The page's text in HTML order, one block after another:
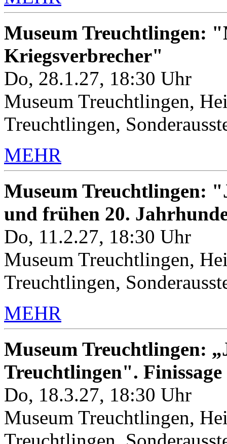
Museum Treuchtlingen:
Kriegsverbrecher"
Do, 28.1.27, 18:30 Uhr
Museum Treuchtlingen,
Treuchtlingen,
MEHR
Museum Treuchtlingen:
und frühen 20.
Do, 11.2.27, 18:30 Uhr
Museum Treuchtlingen,
Treuchtlingen,
MEHR
Museum Treuchtlingen:
Treuchtlingen". Finissage
Do, 18.3.27, 18:30 Uhr
Museum Treuchtlingen,